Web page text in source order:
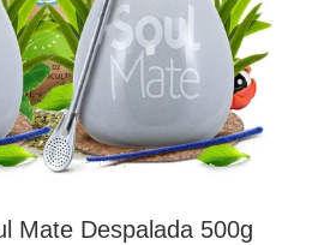
Mate Despalada 500g